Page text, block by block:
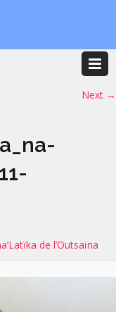
Next →
de l’Outsaïna